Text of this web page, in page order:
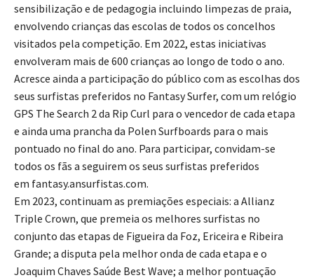
sensibilização e de pedagogia incluindo limpezas de praia,
envolvendo crianças das escolas de todos os concelhos
visitados pela competição. Em 2022, estas iniciativas
envolveram mais de 600 crianças ao longo de todo o ano.
Acresce ainda a participação do público com as escolhas dos
seus surfistas preferidos no Fantasy Surfer, com um relógio
GPS The Search 2 da Rip Curl para o vencedor de cada etapa
e ainda uma prancha da Polen Surfboards para o mais
pontuado no final do ano. Para participar, convidam-se
todos os fãs a seguirem os seus surfistas preferidos
em fantasy.ansurfistas.com.
Em 2023, continuam as premiações especiais: a Allianz
Triple Crown, que premeia os melhores surfistas no
conjunto das etapas de Figueira da Foz, Ericeira e Ribeira
Grande; a disputa pela melhor onda de cada etapa e o
Joaquim Chaves Saúde Best Wave; a melhor pontuação